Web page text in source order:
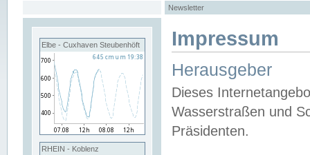
Newsletter
Elbe - Cuxhaven Steubenhöft
RHEIN - Koblenz
Impressum
Herausgeber
Dieses
Wasserstraßen und
Präsidenten.